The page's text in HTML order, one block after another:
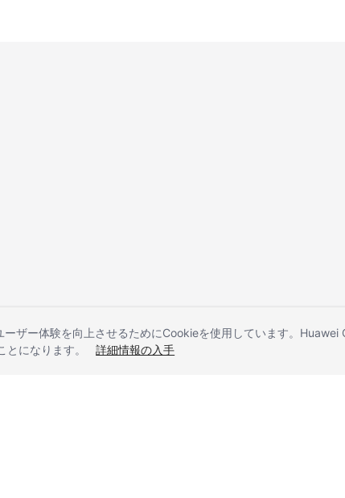
ザー体験を向上させるためにCookieを使用しています。Huawei
になります。
詳細情報の入手